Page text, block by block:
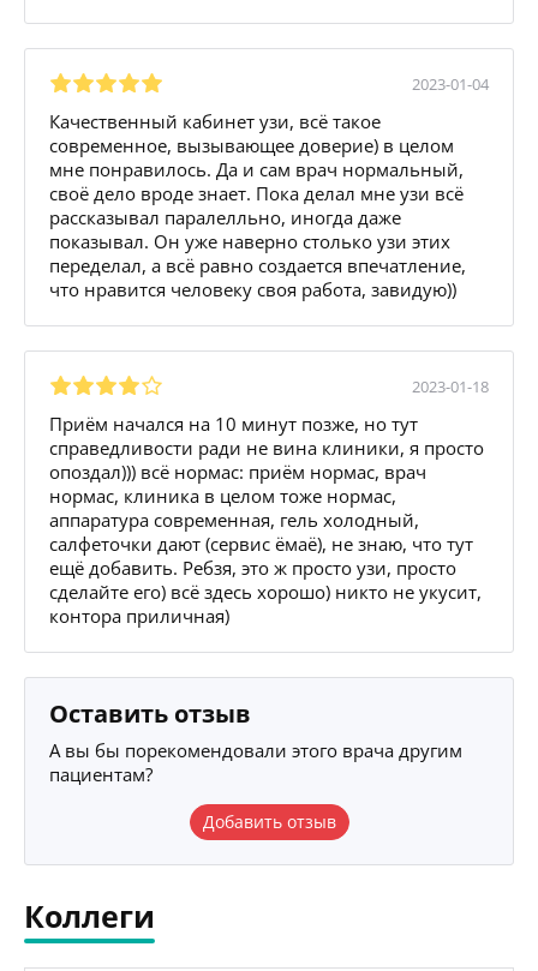
2023-01-04
Качественный кабинет узи, всё такое
современное, вызывающее доверие) в целом
мне понравилось. Да и сам врач нормальный,
своё дело вроде знает. Пока делал мне узи всё
рассказывал паралелльно, иногда даже
показывал. Он уже наверно столько узи этих
переделал, а всё равно создается впечатление,
что нравится человеку своя работа, завидую))
2023-01-18
Приём начался на 10 минут позже, но тут
справедливости ради не вина клиники, я просто
опоздал))) всё нормас: приём нормас, врач
нормас, клиника в целом тоже нормас,
аппаратура современная, гель холодный,
салфеточки дают (сервис ëмаë), не знаю, что тут
ещё добавить. Ребзя, это ж просто узи, просто
сделайте его) всё здесь хорошо) никто не укусит,
контора приличная)
Оставить отзыв
А вы бы порекомендовали этого врача другим
пациентам?
Добавить отзыв
Коллеги